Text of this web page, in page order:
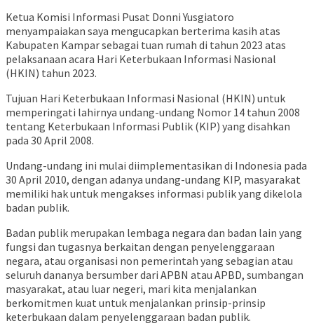
Ketua Komisi Informasi Pusat Donni Yusgiatoro
menyampaiakan saya mengucapkan berterima kasih atas
Kabupaten Kampar sebagai tuan rumah di tahun 2023 atas
pelaksanaan acara Hari Keterbukaan Informasi Nasional
(HKIN) tahun 2023.
Tujuan Hari Keterbukaan Informasi Nasional (HKIN) untuk
memperingati lahirnya undang-undang Nomor 14 tahun 2008
tentang Keterbukaan Informasi Publik (KIP) yang disahkan
pada 30 April 2008.
Undang-undang ini mulai diimplementasikan di Indonesia pada
30 April 2010, dengan adanya undang-undang KIP, masyarakat
memiliki hak untuk mengakses informasi publik yang dikelola
badan publik.
Badan publik merupakan lembaga negara dan badan lain yang
fungsi dan tugasnya berkaitan dengan penyelenggaraan
negara, atau organisasi non pemerintah yang sebagian atau
seluruh dananya bersumber dari APBN atau APBD, sumbangan
masyarakat, atau luar negeri, mari kita menjalankan
berkomitmen kuat untuk menjalankan prinsip-prinsip
keterbukaan dalam penyelenggaraan badan publik.